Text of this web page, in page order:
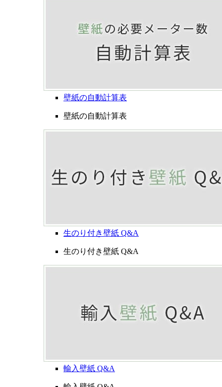
壁紙の自動計算表
壁紙の自動計算表
生のり付き壁紙 Q&A
生のり付き壁紙 Q&A
輸入壁紙 Q&A